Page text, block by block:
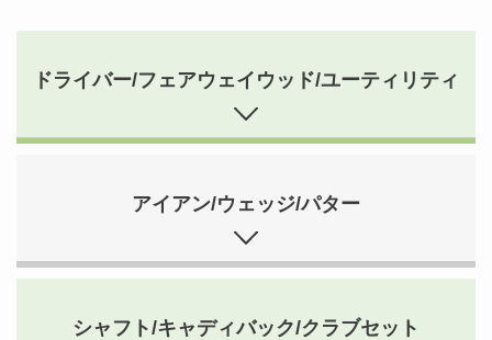
ドライバー/フェアウェイウッド/ユーティリティ
アイアン/ウェッジ/パター
シャフト/キャディバック/クラブセット